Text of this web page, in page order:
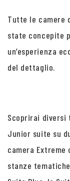
Tutte le camere
state concepite
un’esperienza
del dettaglio.
Scoprirai diversi
Junior suite su
camera
stanze